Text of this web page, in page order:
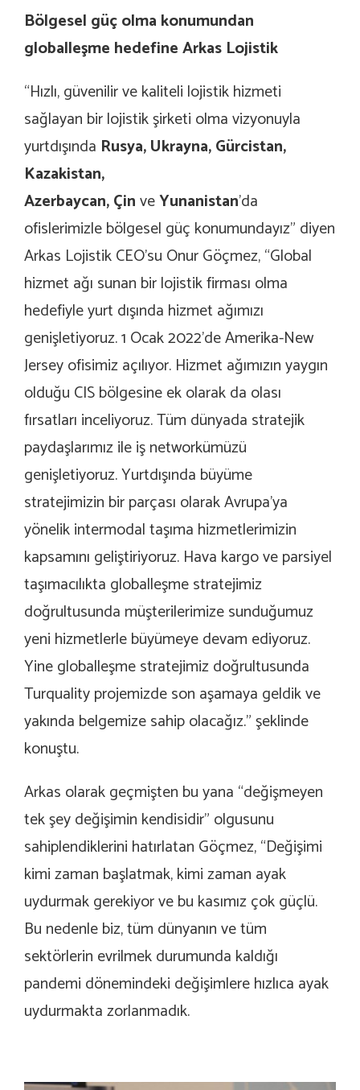
Bölgesel güç olma konumundan
globalleşme hedefine Arkas Lojistik
“Hızlı, güvenilir ve kaliteli lojistik hizmeti
sağlayan bir lojistik şirketi olma vizyonuyla
yurtdışında Rusya,Ukrayna, Gürcistan,
Kazakistan,
Azerbaycan, ÇinveYunanistan’da
ofislerimizle bölgesel güç konumundayız” diyen
Arkas Lojistik CEO’su Onur Göçmez, “Global
hizmet ağı sunan bir lojistik firması olma
hedefiyle yurt dışında hizmet ağımızı
genişletiyoruz. 1 Ocak 2022’de Amerika-New
Jersey ofisimiz açılıyor. Hizmet ağımızın yaygın
olduğu CIS bölgesine ek olarak da olası
fırsatları inceliyoruz. Tüm dünyada stratejik
paydaşlarımız ile iş networkümüzü
genişletiyoruz. Yurtdışında büyüme
stratejimizin bir parçası olarak Avrupa’ya
yönelik intermodal taşıma hizmetlerimizin
kapsamını geliştiriyoruz. Hava kargo ve parsiyel
taşımacılıkta globalleşme stratejimiz
doğrultusunda müşterilerimize sunduğumuz
yeni hizmetlerle büyümeye devam ediyoruz.
Yine globalleşme stratejimiz doğrultusunda
Turquality projemizde son aşamaya geldik ve
yakında belgemize sahip olacağız.” şeklinde
konuştu.
Arkas olarak geçmişten bu yana “değişmeyen
tek şey değişimin kendisidir” olgusunu
sahiplendiklerini hatırlatan Göçmez, “Değişimi
kimi zaman başlatmak, kimi zaman ayak
uydurmak gerekiyor ve bu kasımız çok güçlü.
Bu nedenle biz, tüm dünyanın ve tüm
sektörlerin evrilmek durumunda kaldığı
pandemi dönemindeki değişimlere hızlıca ayak
uydurmakta zorlanmadık.